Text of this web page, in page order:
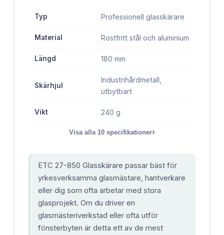
Typ Professionell glasskärare
Material Rostfritt stål och aluminium
Längd 180 mm
Skärhjul
Industrihårdmetall,
utbytbart
Vikt 240 g
Visa alla 10 specifikationer›
ETC 27-850 Glasskärare passar bäst för
yrkesverksamma glasmästare, hantverkare
eller dig som ofta arbetar med stora
glasprojekt. Om du driver en
glasmästeriverkstad eller ofta utför
fönsterbyten är detta ett av de mest